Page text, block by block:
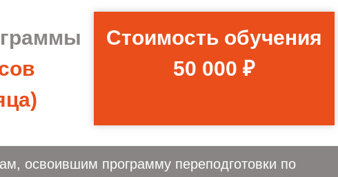
Стоимость обучения
50 000 ₽
освоившим программу переподготовки по